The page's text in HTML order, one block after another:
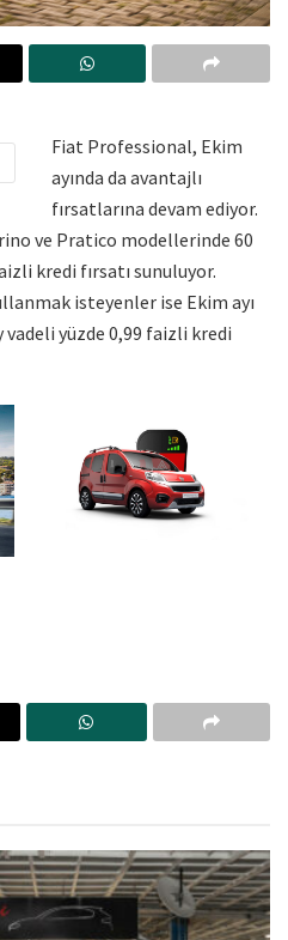
Fiat Professional, Ekim
ayında da avantajlı
fırsatlarına devam ediyor.
ve Pratico modellerinde 60
kredi fırsatı sunuluyor.
isteyenler ise Ekim ayı
vadeli yüzde 0,99 faizli kredi